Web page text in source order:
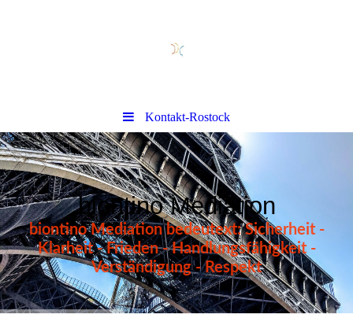
Kontakt-Rostock
biontino Mediation
biontino Mediation bedeutext: Sicherheit -
Klarheit - Frieden - Handlungsfähigkeit -
Verständigung - Respekt